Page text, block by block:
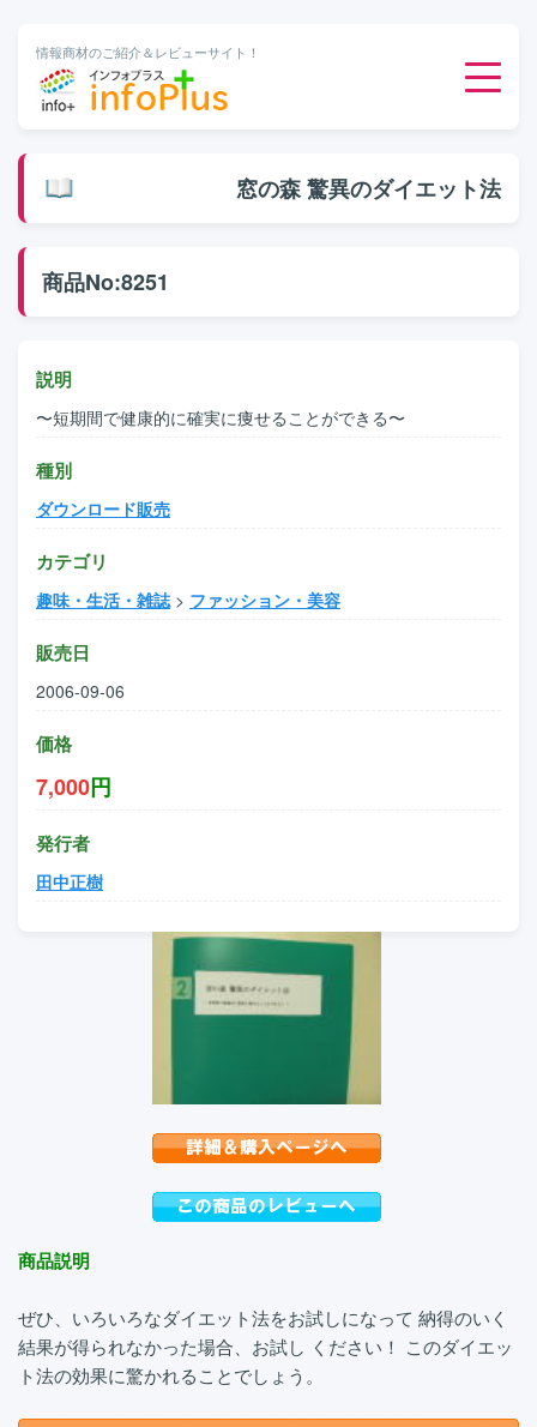
情報商材のご紹介＆レビューサイト！
窓の森 驚異のダイエット法
商品No:8251
説明
〜短期間で健康的に確実に痩せることができる〜
種別
ダウンロード販売
カテゴリ
趣味・生活・雑誌> ファッション・美容
販売日
2006-09-06
価格
7,000円
発行者
田中正樹
商品説明
ぜひ、いろいろなダイエット法をお試しになって 納得のいく
結果が得られなかった場合、お試し ください！ このダイエッ
ト法の効果に驚かれることでしょう。